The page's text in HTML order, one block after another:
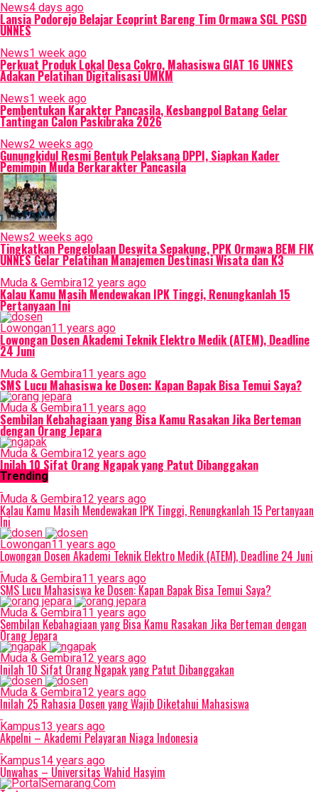
News4 days ago
Lansia Podorejo Belajar Ecoprint Bareng Tim Ormawa SGL PGSD
UNNES
News1 week ago
Perkuat Produk Lokal Desa Cokro, Mahasiswa GIAT 16 UNNES
Adakan Pelatihan Digitalisasi UMKM
News1 week ago
Pembentukan Karakter Pancasila, Kesbangpol Batang Gelar
Tantingan Calon Paskibraka 2026
News2 weeks ago
Gunungkidul Resmi Bentuk Pelaksana DPPI, Siapkan Kader
Pemimpin Muda Berkarakter Pancasila
News2 weeks ago
Tingkatkan Pengelolaan Deswita Sepakung, PPK Ormawa BEM FIK
UNNES Gelar Pelatihan Manajemen Destinasi Wisata dan K3
Muda & Gembira12 years ago
Kalau Kamu Masih Mendewakan IPK Tinggi, Renungkanlah 15
Pertanyaan Ini
Lowongan11 years ago
Lowongan Dosen Akademi Teknik Elektro Medik (ATEM), Deadline
24 Juni
Muda & Gembira11 years ago
SMS Lucu Mahasiswa ke Dosen: Kapan Bapak Bisa Temui Saya?
Muda & Gembira11 years ago
Sembilan Kebahagiaan yang Bisa Kamu Rasakan Jika Berteman
dengan Orang Jepara
Muda & Gembira12 years ago
Inilah 10 Sifat Orang Ngapak yang Patut Dibanggakan
Trending
Muda & Gembira12 years ago
Kalau Kamu Masih Mendewakan IPK Tinggi, Renungkanlah 15 Pertanyaan
Ini
Lowongan11 years ago
Lowongan Dosen Akademi Teknik Elektro Medik (ATEM), Deadline 24 Juni
Muda & Gembira11 years ago
SMS Lucu Mahasiswa ke Dosen: Kapan Bapak Bisa Temui Saya?
Muda & Gembira11 years ago
Sembilan Kebahagiaan yang Bisa Kamu Rasakan Jika Berteman dengan
Orang Jepara
Muda & Gembira12 years ago
Inilah 10 Sifat Orang Ngapak yang Patut Dibanggakan
Muda & Gembira12 years ago
Inilah 25 Rahasia Dosen yang Wajib Diketahui Mahasiswa
Kampus13 years ago
Akpelni – Akademi Pelayaran Niaga Indonesia
Kampus14 years ago
Unwahas – Universitas Wahid Hasyim